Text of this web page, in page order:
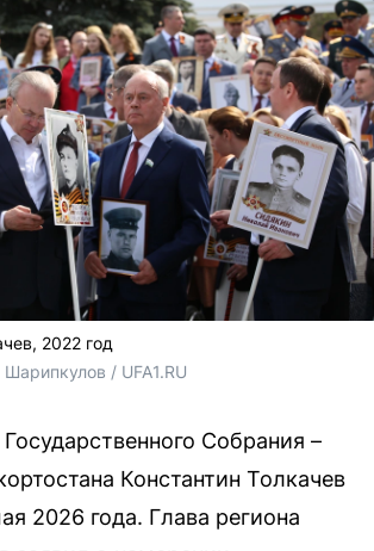
2022 год
/ UFA1.RU
Собрания –
Константин Толкачев
2026 года. Глава региона